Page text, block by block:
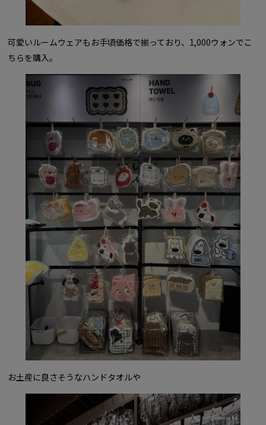
可愛いルームウェアもお手頃価格で揃っており、1,000ウォンでこ
ちらを購入。
お土産に良さそうなハンドタオルや